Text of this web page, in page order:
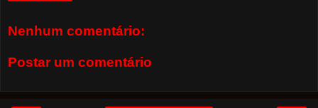
Nenhum comentário:
Postar um comentário